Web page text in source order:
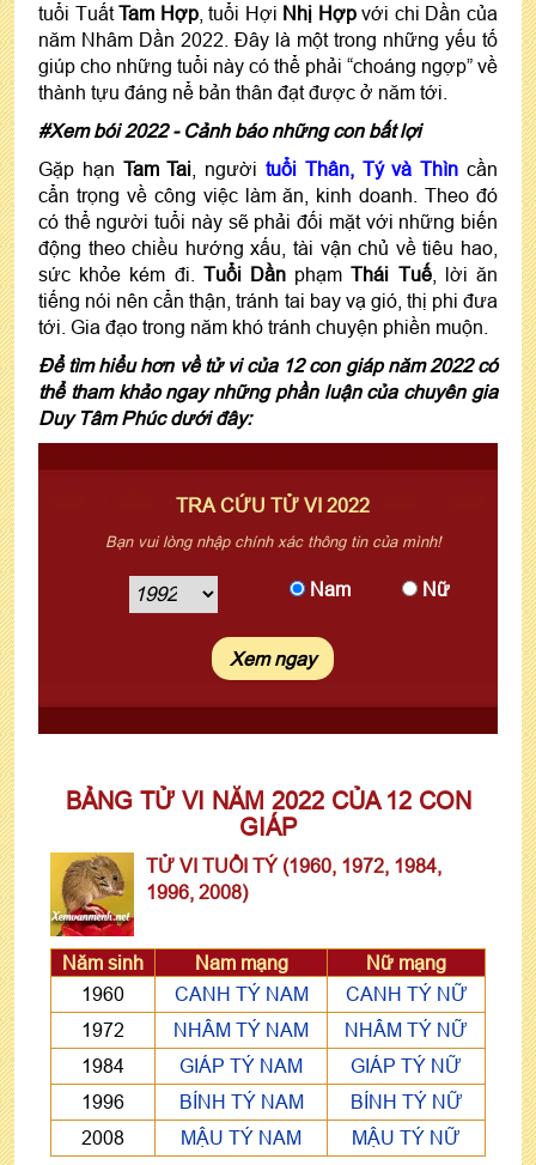
tuổi TuấtTam Hợp, tuổi Hợi Nhị Hợpvới chi Dần của
năm Nhâm Dần 2022. Đây là một trong những yếu tố
giúp cho những tuổi này có thể phải “choáng ngợp” về
thành tựu đáng nể bản thân đạt được ở năm tới.
#Xem bói 2022 - Cảnh báo những con bất lợi
Gặp hạn Tam Tai , ngườituổi Thân, Tý và Thìn cần
cẩn trọng về công việc làm ăn, kinh doanh. Theo đó
có thể người tuổi này sẽ phải đối mặt với những biến
động theo chiều hướng xấu, tài vận chủ về tiêu hao,
sức khỏe kém đi. Tuổi Dần phạmThái Tuế, lời ăn
tiếng nói nên cẩn thận, tránh tai bay vạ gió, thị phi đưa
tới. Gia đạo trong năm khó tránh chuyện phiền muộn.
Để tìm hiểu hơn về tử vi của 12 con giáp năm 2022 có
thể tham khảo ngay những phần luận của chuyên gia
Duy Tâm Phúc dưới đây:
TRA CỨU TỬ VI 2022
Bạn vui lòng nhập chính xác thông tin của mình!
Nam Nữ
BẢNG TỬ VI NĂM 2022 CỦA 12 CON
GIÁP
TỬ VI TUỔI TÝ (1960, 1972, 1984,
1996, 2008)
Năm sinh Nam mạng
Nữ mạng
1960
CANH TÝ NAM
CANH TÝ NỮ
1972
NHÂM TÝ NAM
NHÂM TÝ NỮ
1984
GIÁP TÝ NAM
GIÁP TÝ NỮ
1996
BÍNH TÝ NAM
BÍNH TÝ NỮ
2008
MẬU TÝ NAM MẬU TÝ NỮ